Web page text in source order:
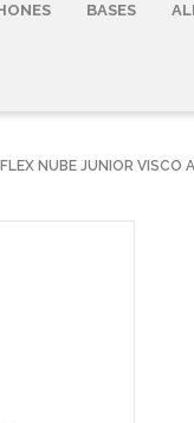
BASES
NUBE JUNIOR VISCO A